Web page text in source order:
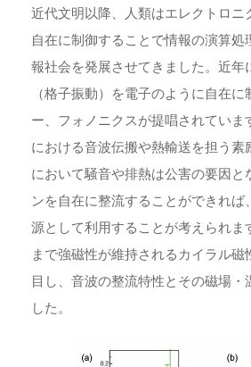
近代文明以降、人類はエレクトロニ
自在に制御することで情報の演算処
報社会を発展させてきました。近年
（格子振動）を電子のように自在
ー、フォノニクスが提唱されていま
における音波伝搬や熱輸送を担う素
において騒音や排熱は公害の要因と
ンを自在に整流することができれば
源として利用することが考えられま
まで強磁性が維持されるカイラル磁
目し、音波の整流特性とその磁場・
した。